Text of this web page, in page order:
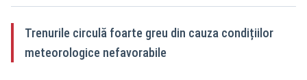
Trenurile circulă foarte greu din cauza condițiilor
meteorologice nefavorabile